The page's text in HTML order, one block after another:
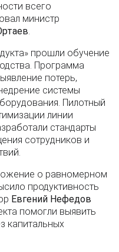
всего
министр
.
прошли обучение
Программа
потерь,
системы
Пилотный
линии
стандарты
сотрудников и
о равномерном
продуктивность
Евгений Нефедов
помогли выявить
капитальных